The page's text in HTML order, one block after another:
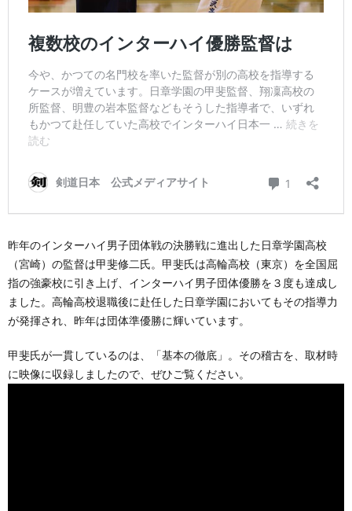
昨年のインターハイ男子団体戦の決勝戦に進出した日章学園高校
（宮崎）の監督は甲斐修二氏。甲斐氏は高輪高校（東京）を全国屈
指の強豪校に引き上げ、インターハイ男子団体優勝を３度も達成し
ました。高輪高校退職後に赴任した日章学園においてもその指導力
が発揮され、昨年は団体準優勝に輝いています。
甲斐氏が一貫しているのは、「基本の徹底」。その稽古を、取材時
に映像に収録しましたので、ぜひご覧ください。